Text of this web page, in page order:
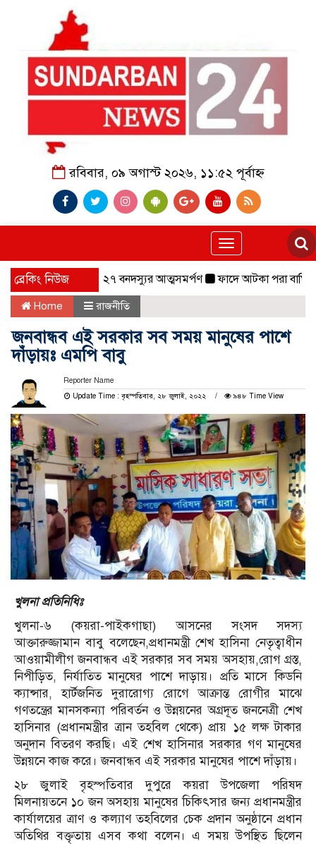
রবিবার, ০৯ অগাস্ট ২০২৬, ১১:৫২ পূর্বাহ্ন
Toggle
navigation
ব্রেকিং নিউজ
বাহিনীর প্রধানসহ ২৭ বনদস্যুর আত্মসমর্পণ ফাদে আটকা পরা বাঘিনী,০৬
Home রাজনীতি
জনবান্ধব এই সরকার সব সময় মানুষের পাশে
দাঁড়ায়ঃ এমপি বাবু
Reporter Name
Update Time : বৃহস্পতিবার, ২৮ জুলাই, ২০২২
৯৪৮ Time View
খুলনা প্রতিনিধিঃ
খুলনা-৬ (কয়রা-পাইকগাছা) আসনের সংসদ সদস্য
আক্তারুজ্জামান বাবু বলেছেন,প্রধানমন্ত্রী শেখ হাসিনা নেতৃত্বাধীন
আওয়ামীলীগ জনবান্ধব এই সরকার সব সময় অসহায়,রোগ গ্রস্ত,
নিপীড়িত, নির্যাতিত মানুষের পাশে দাড়ায়। প্রতি মাসে কিডনি
ক্যান্সার, হার্টজনিত দুরারোগ্য রোগে আক্রান্ত রোগীর মাঝে
গণতন্ত্রের মানসকন্যা পরিবর্তন ও উন্নয়নের অগ্রদূত জননেত্রী শেখ
হাসিনার (প্রধানমন্ত্রীর ত্রান তহবিল থেকে) প্রায় ১৫ লক্ষ টাকার
অনুদান বিতরণ করছি। এই শেখ হাসিনার সরকার গণ মানুষের
উন্নয়নে কাজ করে। জনবান্ধব এই সরকার মানুষের পাশে দাঁড়ায়।
২৮ জুলাই বৃহস্পতিবার দুপুরে কয়রা উপজেলা পরিষদ
মিলনায়তনে ১০ জন অসহায় মানুষের চিকিৎসার জন্য প্রধানমন্ত্রীর
কার্যালয়ের ত্রাণ ও কল্যাণ তহবিলের চেক প্রদান অনুষ্ঠানে প্রধান
অতিথির বক্তৃতায় এসব কথা বলেন। এ সময় উপস্থিত ছিলেন